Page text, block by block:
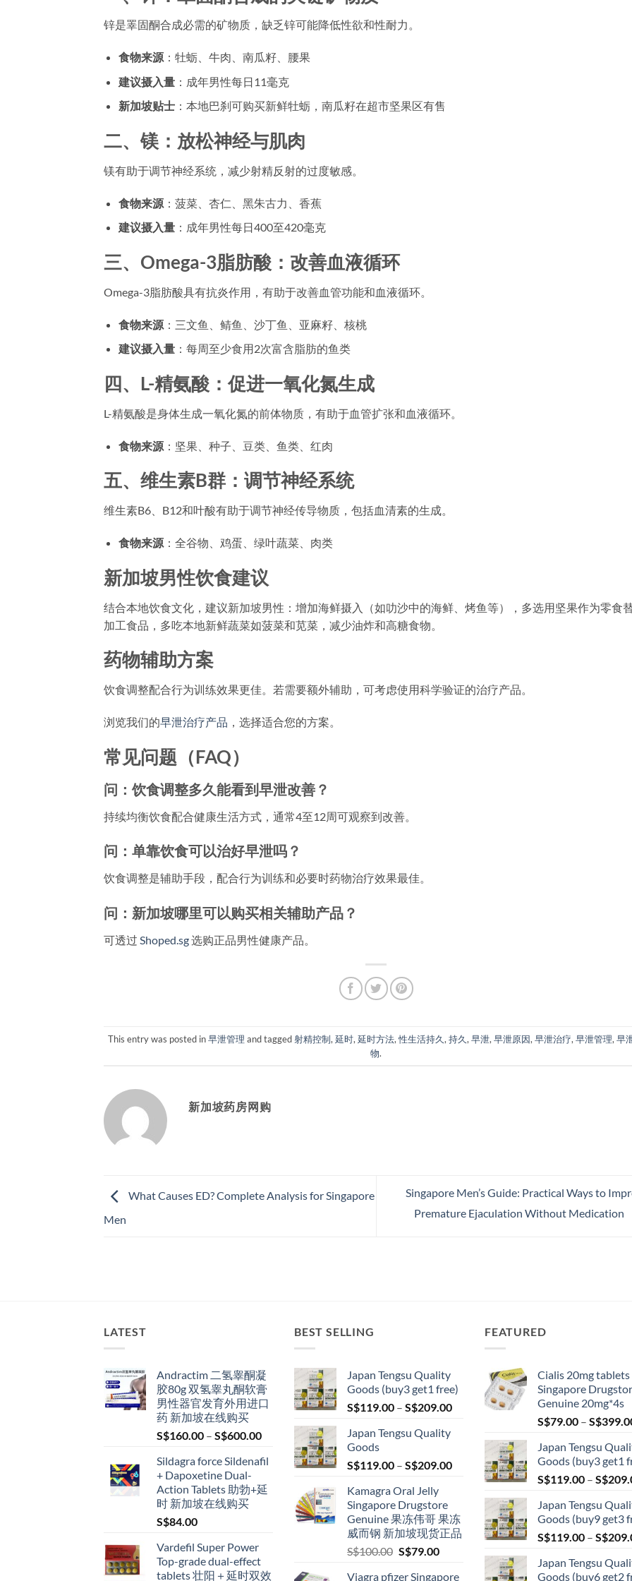
锌是睪固酮合成必需的矿物质，缺乏锌可能降低性欲和性耐力。
食物来源：牡蛎、牛肉、南瓜籽、腰果
建议摄入量：成年男性每日11毫克
新加坡贴士：本地巴刹可购买新鲜牡蛎，南瓜籽在超市坚果区有售
二、镁：放松神经与肌肉
镁有助于调节神经系统，减少射精反射的过度敏感。
食物来源：菠菜、杏仁、黑朱古力、香蕉
建议摄入量：成年男性每日400至420毫克
三、Omega-3脂肪酸：改善血液循环
Omega-3脂肪酸具有抗炎作用，有助于改善血管功能和血液循环。
食物来源：三文鱼、鲭鱼、沙丁鱼、亚麻籽、核桃
建议摄入量：每周至少食用2次富含脂肪的鱼类
四、L-精氨酸：促进一氧化氮生成
L-精氨酸是身体生成一氧化氮的前体物质，有助于血管扩张和血液循环。
食物来源：坚果、种子、豆类、鱼类、红肉
五、维生素B群：调节神经系统
维生素B6、B12和叶酸有助于调节神经传导物质，包括血清素的生成。
食物来源：全谷物、鸡蛋、绿叶蔬菜、肉类
新加坡男性饮食建议
结合本地饮食文化，建议新加坡男性：增加海鲜摄入（如叻沙中的海鲜、烤鱼等），多选用坚果作为零食
加工食品，多吃本地新鲜蔬菜如菠菜和苋菜，减少油炸和高糖食物。
药物辅助方案
饮食调整配合行为训练效果更佳。若需要额外辅助，可考虑使用科学验证的治疗产品。
浏览我们的早泄治疗产品 ，选择适合您的方案。
常见问题（FAQ）
问：饮食调整多久能看到早泄改善？
持续均衡饮食配合健康生活方式，通常4至12周可观察到改善。
问：单靠饮食可以治好早泄吗？
饮食调整是辅助手段，配合行为训练和必要时药物治疗效果最佳。
问：新加坡哪里可以购买相关辅助产品？
可透过 Shoped.sg选购正品男性健康产品。
This entry was posted in早泄管理 and tagged射精控制,延时,延时方法,性生活持久,持久,早泄,早泄原因,早泄治疗,早泄管理,早
物.
新加坡药房网购
What Causes ED? Complete Analysis for Singapore
Men
Singapore Men’s Guide: Practical Ways to
Premature Ejaculation Without Medication
LATEST
Andractim 二氢睾酮凝
胶80g 双氢睾丸酮软膏
男性器官发育外用进口
药 新加坡在线购买
S$160.00 – S$600.00Price
S$160.00
S$600.00
Sildagra force Sildenafil
+ Dapoxetine Dual-
Action Tablets 助勃+延
时 新加坡在线购买
S$84.00
Vardefil Super Power
Top-grade dual-effect
tablets 壮阳＋延时双效
BEST SELLING
Japan Tengsu Quality
Goods (buy3 get1 free)
S$119.00 – S$209.00Price
S$209.00
Japan Tengsu Quality
Goods
S$119.00 – S$209.00Price
S$209.00
Kamagra Oral Jelly
Singapore Drugstore
Genuine 果冻伟哥 果冻
威而钢 新加坡现货正品
S$100.00 Original
S$79.00Current
Viagra pfizer Singapore
FEATURED
Cialis 20mg tablets
Singapore
Genuine 20mg*4s
S$79.00 – S$
Japan Tengsu
Goods (buy3 get1
S$119.00 – S$
Japan Tengsu
Goods (buy9 get3
S$119.00 – S$
Japan Tengsu
Goods (buy6 get2